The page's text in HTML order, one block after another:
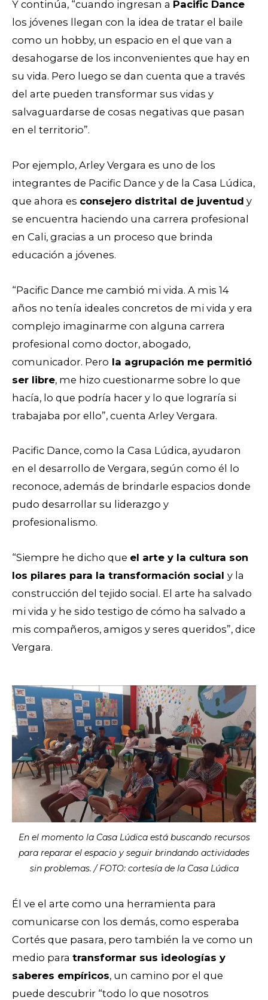
Y continúa, “cuando ingresan a Pacific Dance
los jóvenes llegan con la idea de tratar el baile
como un hobby, un espacio en el que van a
desahogarse de los inconvenientes que hay en
su vida. Pero luego se dan cuenta que a través
del arte pueden transformar sus vidas y
salvaguardarse de cosas negativas que pasan
en el territorio”.
Por ejemplo, Arley Vergara es uno de los
integrantes de Pacific Dance y de la Casa Lúdica,
que ahora es consejero distrital de juventud y
se encuentra haciendo una carrera profesional
en Cali, gracias a un proceso que brinda
educación a jóvenes.
“Pacific Dance me cambió mi vida. A mis 14
años no tenía ideales concretos de mi vida y era
complejo imaginarme con alguna carrera
profesional como doctor, abogado,
comunicador. Pero la agrupación me permitió
ser libre, me hizo cuestionarme sobre lo que
hacía, lo que podría hacer y lo que lograría si
trabajaba por ello”, cuenta Arley Vergara.
Pacific Dance, como la Casa Lúdica, ayudaron
en el desarrollo de Vergara, según como él lo
reconoce, además de brindarle espacios donde
pudo desarrollar su liderazgo y
profesionalismo.
“Siempre he dicho que el arte y la cultura son
los pilares para la transformación social y la
construcción del tejido social. El arte ha salvado
mi vida y he sido testigo de cómo ha salvado a
mis compañeros, amigos y seres queridos”, dice
Vergara.
En el momento la Casa Lúdica está buscando recursos
para reparar el espacio y seguir brindando actividades
sin problemas. / FOTO: cortesía de la Casa Lúdica
Él ve el arte como una herramienta para
comunicarse con los demás, como esperaba
Cortés que pasara, pero también la ve como un
medio para transformar sus ideologías y
saberes empíricos, un camino por el que
puede descubrir “todo lo que nosotros